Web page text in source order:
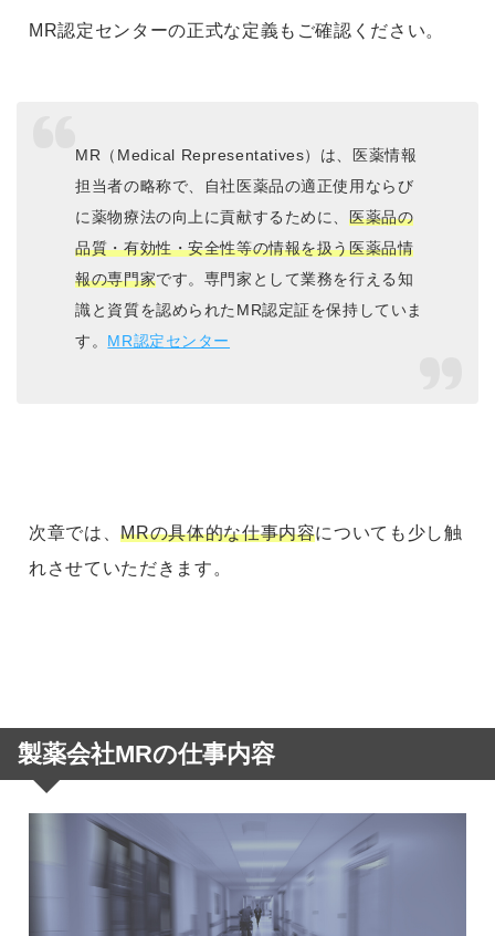
MR認定センターの正式な定義もご確認ください。
MR（Medical Representatives）は、医薬情報
担当者の略称で、自社医薬品の適正使用ならび
に薬物療法の向上に貢献するために、医薬品の
品質・有効性・安全性等の情報を扱う医薬品情
報の専門家です。専門家として業務を行える知
識と資質を認められたMR認定証を保持していま
す。 MR認定センター
次章では、MRの具体的な仕事内容についても少し触
れさせていただきます。
製薬会社MRの仕事内容